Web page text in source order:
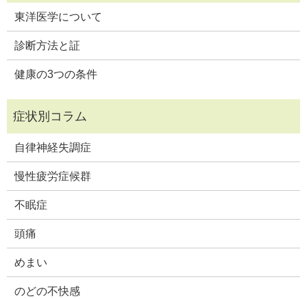
東洋医学について
診断方法と証
健康の3つの条件
自律神経失調症
慢性疲労症候群
不眠症
頭痛
めまい
のどの不快感